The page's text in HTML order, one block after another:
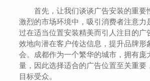
首先，让我们谈谈广告安装的重要
激烈的市场环境中，吸引消费者注意力
过在适当位置安装精美而引人注目的广
效地向潜在客户传达信息，提升品牌形
会。成都作为一个繁华的城市，拥有庞
量，因此选择适合的广告位置至关重要
目标受众。